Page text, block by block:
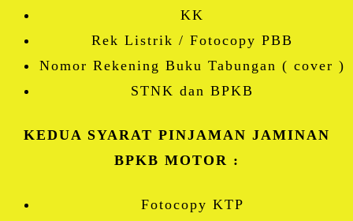
KK
Rek Listrik / Fotocopy PBB
Nomor Rekening Buku Tabungan ( cover )
STNK dan BPKB
KEDUA SYARAT PINJAMAN JAMINAN
BPKB MOTOR :
Fotocopy KTP